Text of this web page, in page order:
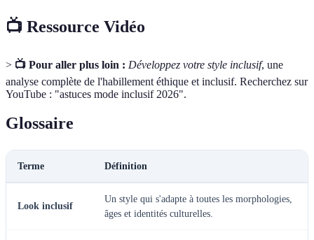
📺 Ressource Vidéo
> 📺 Pour aller plus loin : Développez votre style inclusif, une
analyse complète de l'habillement éthique et inclusif. Recherchez sur
YouTube : "astuces mode inclusif 2026".
Glossaire
Terme Définition
Look inclusif
Un style qui s'adapte à toutes les morphologies,
âges et identités culturelles.